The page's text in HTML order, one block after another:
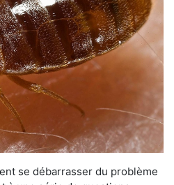
se débarrasser du problème